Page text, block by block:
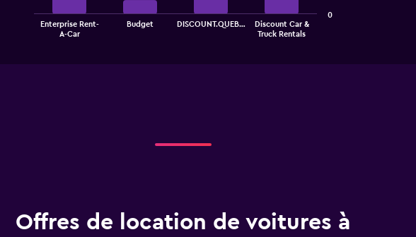
The
chart
Y
axis
Enterprise Rent-
A-Car
Budget DISCOUNT.QUEB…
Discount Car &
Truck Rentals
0
Offres de location de voitures à